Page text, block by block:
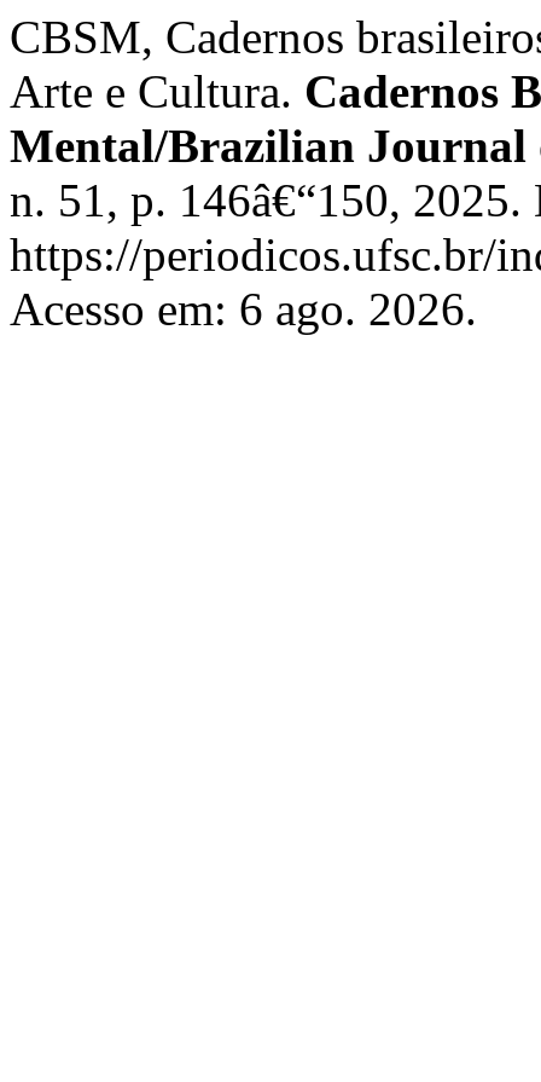
CBSM, Cadernos
Arte e Cultura. Cadernos
Mental/Brazilian Journal
n. 51, p. 146â€“150,
https://periodicos.ufsc.br/
Acesso em: 6 ago. 2026.